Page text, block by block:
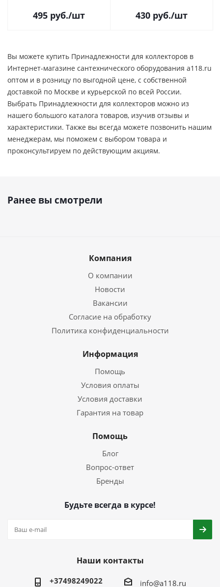
495 руб./шт 430 руб./шт
Вы можете купить Принадлежности для коллекторов в
Интернет-магазине сантехнического оборудования a118.ru
оптом и в розницу по выгодной цене, c собственной
доставкой по Москве и курьерской по всей России.
Выбрать Принадлежности для коллекторов можно из
нашего большого каталога товаров, изучив отзывы и
характеристики. Также вы всегда можете позвонить нашим
менеджерам, мы поможем с выбором товара и
проконсультируем по действующим акциям.
Ранее вы смотрели
Компания
О компании
Новости
Вакансии
Согласие на обработку
Политика конфиденциальности
Информация
Помощь
Условия оплаты
Условия доставки
Гарантия на товар
Помощь
Блог
Вопрос-ответ
Бренды
Будьте всегда в курсе!
Наши контакты
+37498249022 info@a118.ru